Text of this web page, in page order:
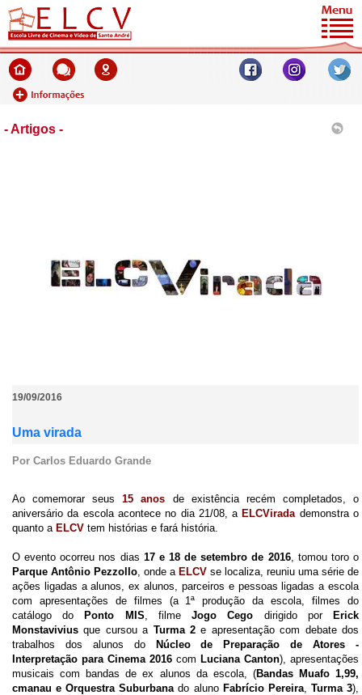
- Artigos -
19/09/2016
Uma virada
Por Carlos Eduardo Grande
Ao comemorar seus 15 anos de existência recém completados, o
aniversário da escola acontece no dia 21/08, a ELCVirada demonstra o
quanto a ELCV tem histórias e fará história.
O evento ocorreu nos dias 17 e 18 de setembro de 2016, tomou toro o
Parque Antônio Pezzollo , onde a ELCV se localiza, reuniu uma série de
ações ligadas a alunos, ex alunos, parceiros e pessoas ligadas a escola
com apresentações de filmes (a 1ª produção da escola, filmes do
catálogo do Ponto MIS , filmeJogo Cego dirigido porErick
Monstavivius que cursou a Turma 2 e apresentação com debate dos
trabalhos dos alunos doNúcleo de Preparação de Atores -
Interpretação para Cinema 2016 com Luciana Canton), apresentações
musicais com bandas de ex alunos da escola, (Bandas Muafo 1,99,
cmanau e Orquestra Suburbana do alunoFabrício Pereira, Turma 3),